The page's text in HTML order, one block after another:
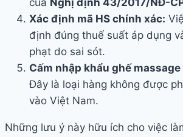
của Nghị định 43/2017/NĐ-
Xác định mã HS chính xác:
định đúng thuế suất áp dụng
phạt do sai sót.
Cấm nhập khẩu ghế
Đây là loại hàng không được
vào Việt Nam.
Những lưu ý này hữu ích cho việc